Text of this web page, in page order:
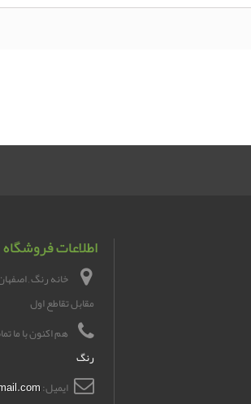
اطلاعات فروشگاه
خانه رنگ ,
مقابل تقاطع اول
هم اکنون با ما
رنگ
ایمیل: